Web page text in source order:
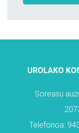
UROLAKO
Soreasu
Telefonoa: